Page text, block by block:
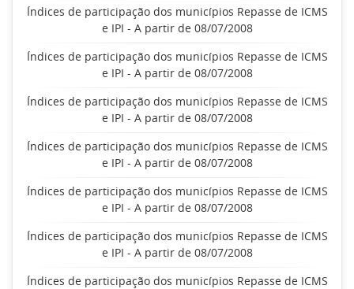
Índices de participação dos municípios Repasse de ICMS
e IPI - A partir de 08/07/2008
Índices de participação dos municípios Repasse de ICMS
e IPI - A partir de 08/07/2008
Índices de participação dos municípios Repasse de ICMS
e IPI - A partir de 08/07/2008
Índices de participação dos municípios Repasse de ICMS
e IPI - A partir de 08/07/2008
Índices de participação dos municípios Repasse de ICMS
e IPI - A partir de 08/07/2008
Índices de participação dos municípios Repasse de ICMS
e IPI - A partir de 08/07/2008
Índices de participação dos municípios Repasse de ICMS